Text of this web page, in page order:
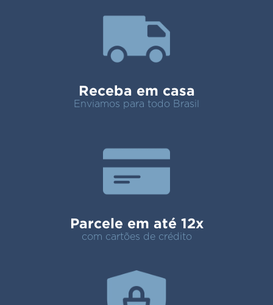
Receba em casa
Enviamos para todo Brasil
Parcele em até 12x
com cartões de crédito